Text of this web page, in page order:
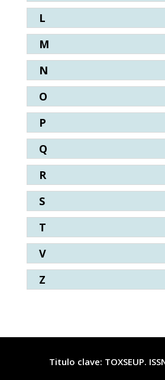
L
M
N
O
P
Q
R
S
T
V
Z
Titulo clave: TOXSEUP.